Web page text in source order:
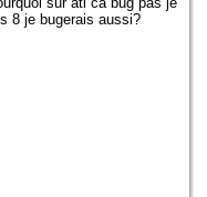
8 je bugerais aussi?